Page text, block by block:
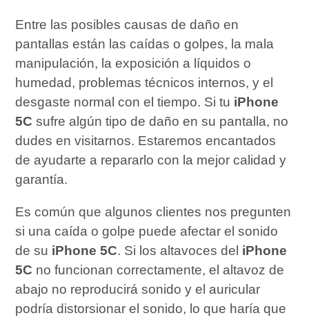
Entre las posibles causas de daño en
pantallas están las caídas o golpes, la mala
manipulación, la exposición a líquidos o
humedad, problemas técnicos internos, y el
desgaste normal con el tiempo. Si tu iPhone
5C sufre algún tipo de daño en su pantalla, no
dudes en visitarnos. Estaremos encantados
de ayudarte a repararlo con la mejor calidad y
garantía.
Es común que algunos clientes nos pregunten
si una caída o golpe puede afectar el sonido
de su iPhone 5C. Si los altavoces del iPhone
5C no funcionan correctamente, el altavoz de
abajo no reproducirá sonido y el auricular
podría distorsionar el sonido, lo que haría que